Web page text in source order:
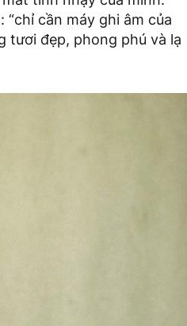
cần máy ghi âm của
tươi đẹp, phong phú và lạ